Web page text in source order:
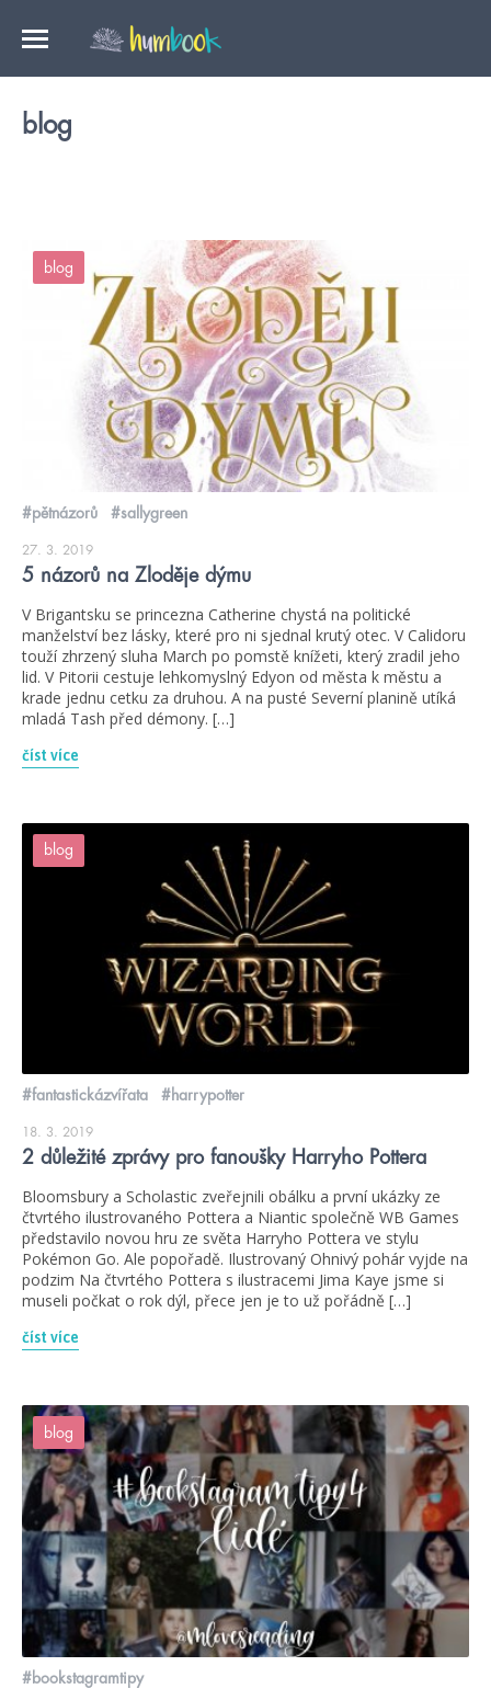
blog
blog
#pětnázorů #sallygreen
27. 3. 2019
5 názorů na Zloděje dýmu
V Brigantsku se princezna Catherine chystá na politické
manželství bez lásky, které pro ni sjednal krutý otec. V Calidoru
touží zhrzený sluha March po pomstě knížeti, který zradil jeho
lid. V Pitorii cestuje lehkomyslný Edyon od města k městu a
krade jednu cetku za druhou. A na pusté Severní planině utíká
mladá Tash před démony. […]
číst více
blog
#fantastickázvířata #harrypotter
18. 3. 2019
2 důležité zprávy pro fanoušky Harryho Pottera
Bloomsbury a Scholastic zveřejnili obálku a první ukázky ze
čtvrtého ilustrovaného Pottera a Niantic společně WB Games
představilo novou hru ze světa Harryho Pottera ve stylu
Pokémon Go. Ale popořadě. Ilustrovaný Ohnivý pohár vyjde na
podzim Na čtvrtého Pottera s ilustracemi Jima Kaye jsme si
museli počkat o rok dýl, přece jen je to už pořádně […]
číst více
blog
#bookstagramtipy